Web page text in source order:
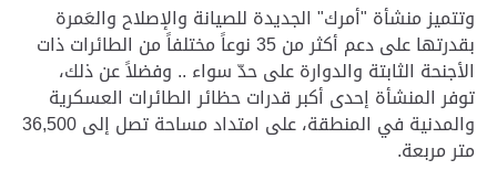
وتتميز منشأة "أمرك" الجديدة للصيانة والإصلاح والعَمرة
بقدرتها على دعم أكثر من 35 نوعاً مختلفاً من الطائرات ذات
الأجنحة الثابتة والدوارة على حدّ سواء .. وفضلاً عن ذلك،
توفر المنشأة إحدى أكبر قدرات حظائر الطائرات العسكرية
والمدنية في المنطقة، على امتداد مساحة تصل إلى 36,500
متر مربعة.